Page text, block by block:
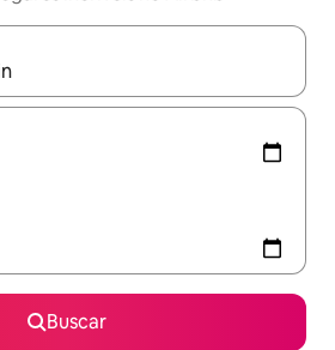
estiverem disponíveis, explore-os
Buscar